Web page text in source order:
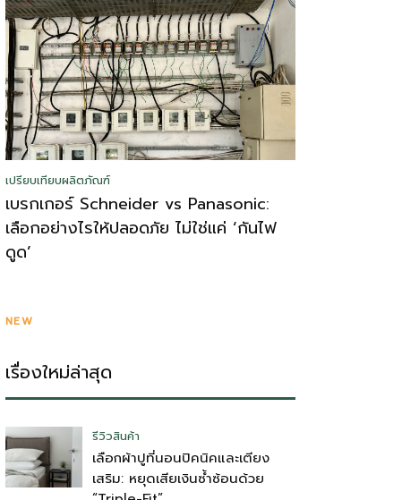
เปรียบเทียบผลิตภัณฑ์
เบรกเกอร์ Schneider vs Panasonic:
เลือกอย่างไรให้ปลอดภัย ไม่ใช่แค่ ‘กันไฟ
ดูด’
NEW
เรื่องใหม่ล่าสุด
รีวิวสินค้า
เลือกผ้าปูที่นอนปิคนิคและเตียง
เสริม: หยุดเสียเงินซ้ำซ้อนด้วย